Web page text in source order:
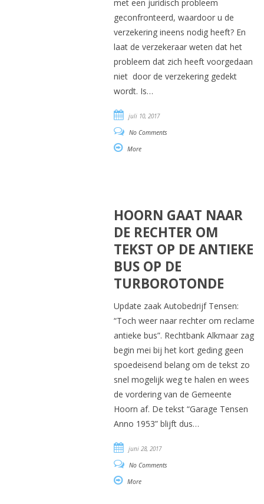
met een juridisch probleem
geconfronteerd, waardoor u de
verzekering ineens nodig heeft? En
laat de verzekeraar weten dat het
probleem dat zich heeft voorgedaan
niet door de verzekering gedekt
wordt. Is…
juli 10, 2017
No Comments
More
HOORN GAAT NAAR
DE RECHTER OM
TEKST OP DE ANTIEKE
BUS OP DE
TURBOROTONDE
Update zaak Autobedrijf Tensen:
“Toch weer naar rechter om reclame
antieke bus”. Rechtbank Alkmaar zag
begin mei bij het kort geding geen
spoedeisend belang om de tekst zo
snel mogelijk weg te halen en wees
de vordering van de Gemeente
Hoorn af. De tekst “Garage Tensen
Anno 1953” blijft dus…
juni 28, 2017
No Comments
More